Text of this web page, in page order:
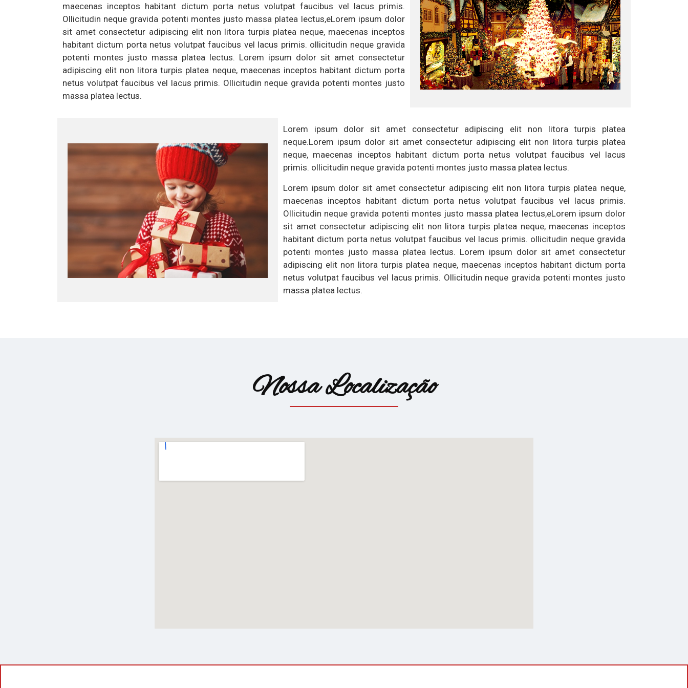
maecenas inceptos habitant dictum porta netus volutpat faucibus vel lacus primis.
Ollicitudin neque gravida potenti montes justo massa platea lectus,eLorem ipsum dolor
sit amet consectetur adipiscing elit non litora turpis platea neque, maecenas inceptos
habitant dictum porta netus volutpat faucibus vel lacus primis. ollicitudin neque gravida
potenti montes justo massa platea lectus. Lorem ipsum dolor sit amet consectetur
adipiscing elit non litora turpis platea neque, maecenas inceptos habitant dictum porta
netus volutpat faucibus vel lacus primis. Ollicitudin neque gravida potenti montes justo
massa platea lectus.
Lorem ipsum dolor sit amet consectetur adipiscing elit non litora turpis platea
neque.Lorem ipsum dolor sit amet consectetur adipiscing elit non litora turpis platea
neque, maecenas inceptos habitant dictum porta netus volutpat faucibus vel lacus
primis. ollicitudin neque gravida potenti montes justo massa platea lectus.
Lorem ipsum dolor sit amet consectetur adipiscing elit non litora turpis platea neque,
maecenas inceptos habitant dictum porta netus volutpat faucibus vel lacus primis.
Ollicitudin neque gravida potenti montes justo massa platea lectus,eLorem ipsum dolor
sit amet consectetur adipiscing elit non litora turpis platea neque, maecenas inceptos
habitant dictum porta netus volutpat faucibus vel lacus primis. ollicitudin neque gravida
potenti montes justo massa platea lectus. Lorem ipsum dolor sit amet consectetur
adipiscing elit non litora turpis platea neque, maecenas inceptos habitant dictum porta
netus volutpat faucibus vel lacus primis. Ollicitudin neque gravida potenti montes justo
massa platea lectus.
Nossa Localização